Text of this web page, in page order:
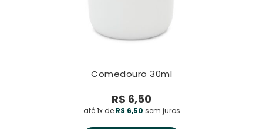
Comedouro 30ml
R$ 6,50
até 1x de R$ 6,50 sem juros